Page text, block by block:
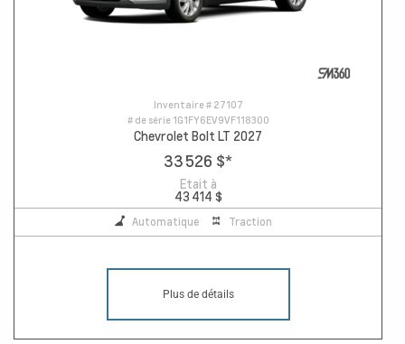
Inventaire # 27107
# de série 1G1FY6EV9VF118300
Chevrolet Bolt LT 2027
33 526 $*
Etait à
43 414 $
Automatique Traction
Plus de détails